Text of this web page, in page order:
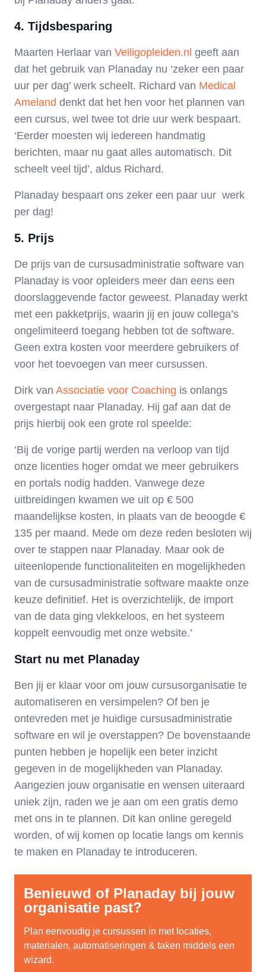
4. Tijdsbesparing
Maarten Herlaar van Veiligopleiden.nl geeft aan
dat het gebruik van Planaday nu ‘zeker een paar
uur per dag’ werk scheelt. Richard van Medical
Ameland denkt dat het hen voor het plannen van
een cursus, wel twee tot drie uur werk bespaart.
‘Eerder moesten wij iedereen handmatig
berichten, maar nu gaat alles automatisch. Dit
scheelt veel tijd’, aldus Richard.
Planaday bespaart ons zeker een paar uur werk
per dag!
5. Prijs
De prijs van de cursusadministratie software van
Planaday is voor opleiders meer dan eens een
doorslaggevende factor geweest. Planaday werkt
met een pakketprijs, waarin jij en jouw collega’s
ongelimiteerd toegang hebben tot de software.
Geen extra kosten voor meerdere gebruikers of
voor het toevoegen van meer cursussen.
Dirk van Associatie voor Coaching is onlangs
overgestapt naar Planaday. Hij gaf aan dat de
prijs hierbij ook een grote rol speelde:
‘Bij de vorige partij werden na verloop van tijd
onze licenties hoger omdat we meer gebruikers
en portals nodig hadden. Vanwege deze
uitbreidingen kwamen we uit op € 500
maandelijkse kosten, in plaats van de beoogde €
135 per maand. Mede om deze reden besloten wij
over te stappen naar Planaday. Maar ook de
uiteenlopende functionaliteiten en mogelijkheden
van de cursusadministratie software maakte onze
keuze definitief. Het is overzichtelijk, de import
van de data ging vlekkeloos, en het systeem
koppelt eenvoudig met onze website.’
Start nu met Planaday
Ben jij er klaar voor om jouw cursusorganisatie te
automatiseren en versimpelen? Of ben je
ontevreden met je huidige cursusadministratie
software en wil je overstappen? De bovenstaande
punten hebben je hopelijk een beter inzicht
gegeven in de mogelijkheden van Planaday.
Aangezien jouw organisatie en wensen uiteraard
uniek zijn, raden we je aan om een gratis demo
met ons in te plannen. Dit kan online geregeld
worden, of wij komen op locatie langs om kennis
te maken en Planaday te introduceren.
Benieuwd of Planaday bij jouw
organisatie past?
Plan eenvoudig je cursussen in met locaties,
materialen, automatiseringen & taken middels een
wizard.